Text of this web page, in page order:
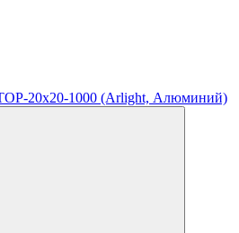
20x20-1000 (Arlight, Алюминий)